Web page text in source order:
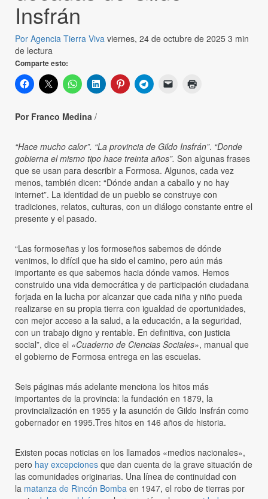
Insfrán
Por Agencia Tierra Viva viernes, 24 de octubre de 2025 3 min
de lectura
Comparte esto:
Por Franco Medina /
“Hace mucho calor”. “La provincia de Gildo Insfrán”. “Donde
gobierna el mismo tipo hace treinta años”. Son algunas frases
que se usan para describir a Formosa. Algunos, cada vez
menos, también dicen: “Dónde andan a caballo y no hay
internet”. La identidad de un pueblo se construye con
tradiciones, relatos, culturas, con un diálogo constante entre el
presente y el pasado.
“Las formoseñas y los formoseños sabemos de dónde
venimos, lo difícil que ha sido el camino, pero aún más
importante es que sabemos hacia dónde vamos. Hemos
construido una vida democrática y de participación ciudadana
forjada en la lucha por alcanzar que cada niña y niño pueda
realizarse en su propia tierra con igualdad de oportunidades,
con mejor acceso a la salud, a la educación, a la seguridad,
con un trabajo digno y rentable. En definitiva, con justicia
social”, dice el «Cuaderno de Ciencias Sociales», manual que
el gobierno de Formosa entrega en las escuelas.
Seis páginas más adelante menciona los hitos más
importantes de la provincia: la fundación en 1879, la
provincialización en 1955 y la asunción de Gildo Insfrán como
gobernador en 1995.Tres hitos en 146 años de historia.
Existen pocas noticias en los llamados «medios nacionales»,
pero hay excepciones que dan cuenta de la grave situación de
las comunidades originarias. Una línea de continuidad con
la matanza de Rincón Bomba en 1947, el robo de tierras por